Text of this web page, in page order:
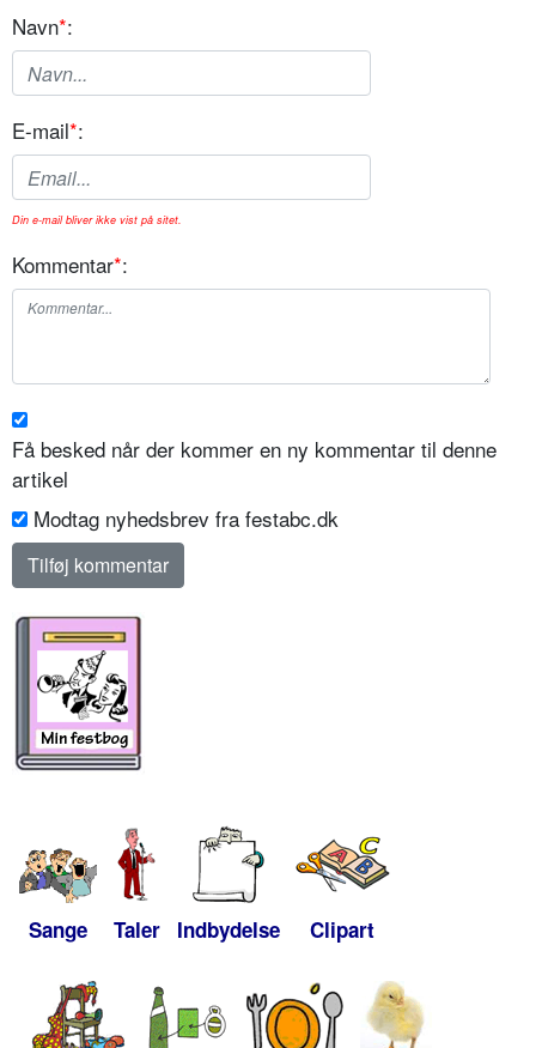
Navn*:
E-mail*:
Din e-mail bliver ikke vist på sitet.
Kommentar*:
Få besked når der kommer en ny kommentar til denne
artikel
Modtag nyhedsbrev fra festabc.dk
Sange Taler Indbydelse Clipart